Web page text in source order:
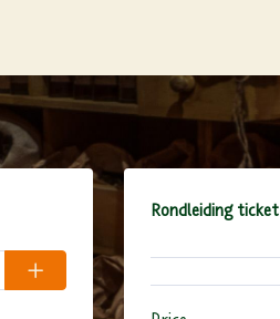
Rondleiding ticket